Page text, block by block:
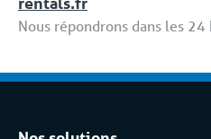
Nous répondrons dans les 24